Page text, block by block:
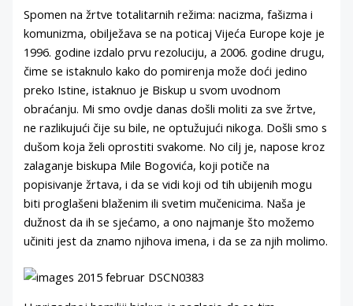
Spomen na žrtve totalitarnih režima: nacizma, fašizma i
komunizma, obilježava se na poticaj Vijeća Europe koje je
1996. godine izdalo prvu rezoluciju, a 2006. godine drugu,
čime se istaknulo kako do pomirenja može doći jedino
preko Istine, istaknuo je Biskup u svom uvodnom
obraćanju. Mi smo ovdje danas došli moliti za sve žrtve,
ne razlikujući čije su bile, ne optužujući nikoga. Došli smo s
dušom koja želi oprostiti svakome. No cilj je, napose kroz
zalaganje biskupa Mile Bogovića, koji potiče na
popisivanje žrtava, i da se vidi koji od tih ubijenih mogu
biti proglašeni blaženim ili svetim mučenicima. Naša je
dužnost da ih se sjećamo, a ono najmanje što možemo
učiniti jest da znamo njihova imena, i da se za njih molimo.